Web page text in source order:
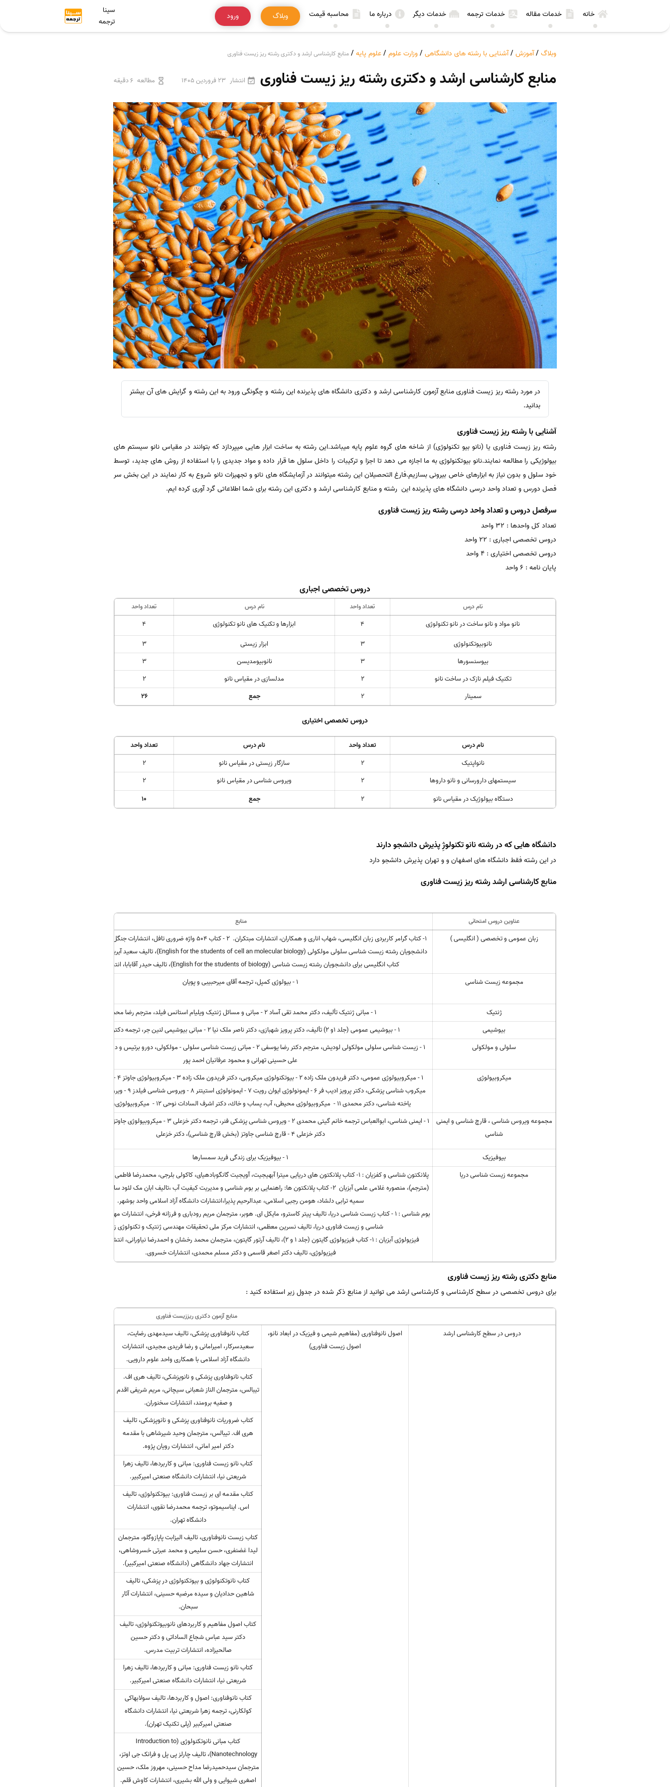
خانه خدمات مقاله خدمات ترجمه خدمات دیگر درباره ما محاسبه قیمت وبلاگ ورود
سینا
ترجمه
وبلاگ /آموزش /آشنایی با رشته های دانشگاهی /وزارت علوم /علوم پایه / منابع کارشناسی ارشد و دکتری رشته ریز زیست فناوری
منابع کارشناسی ارشد و دکتری رشته ریز زیست فناوری انتشار 23 فروردین 1405 مطالعه 6 دقیقه
در مورد رشته ریز زیست فناوری منابع آزمون کارشناسی ارشد و دکتری دانشگاه های پذیرنده این رشته و چگونگی ورود به این رشته و گرایش های آن بیشتر
بدانید.
آشنایی با رشته ریز زیست فناوری
رشته ریز زیست فناوری یا (نانو بیو تکنولوژی) از شاخه های گروه علوم پایه میباشد.این رشته به ساخت ابزار هایی میپردازد که بتوانند در مقیاس نانو سیستم های
بیولوژیکی را مطالعه نمایند.نانو بیوتکنولوژی به ما اجازه می دهد تا اجزا و ترکیبات را داخل سلول ها قرار داده و مواد جدیدی را با استفاده از روش های جدید، توسط
خود سلول و بدون نیاز به ابزارهای خاص بیرونی بسازیم.فارغ التحصیلان این رشته میتوانند در آزمایشگاه های نانو و تجهیزات نانو شروع به کار نمایند در این بخش سر
فصل دورس و تعداد واحد درسی دانشگاه های پذیرنده این رشته و منابع کارشناسی ارشد و دکتری این رشته برای شما اطلاعاتی گرد آوری کرده ایم.
سرفصل دروس و تعداد واحد درسی رشته ریز زیست فناوری
تعداد کل واحدها : 32 واحد
دروس تخصصی اجباری : 22 واحد
دروس تخصصی اختیاری : 4 واحد
پایان نامه : 6 واحد
دروس تخصصی اجباری
نام درس تعداد واحد نام درس تعداد واحد
نانو مواد و نانو ساخت در نانو تکنولوژی 4 ابزارها و تکنیک های نانو تکنولوژی
4
نانوبیوتکنولوژی
3 ابزار زیستی
3
بیوسنسورها
3 نانوبیومدیسن
3
تکنیک فیلم نازک در ساخت نانو
2 مدلسازی در مقیاس نانو
2
سمینار
2 جمع 26
دروس تخصصی اختیاری
نام درس تعداد واحد نام درس
تعداد واحد
نانواپتیک
2 سازگار زیستی در مقیاس نانو
2
سیستمهای دارورسانی و نانو داروها
2 ویروس شناسی در مقیاس نانو
2
دستگاه بیولوژیک در مقیاس نانو
2 جمع 10
دانشگاه هایی که در رشته نانو تکنولوژِ پذیرش دانشجو دارند
در این رشته فقط دانشگاه های اصفهان و و تهران پذیرش دانشجو دارد
منابع کارشناسی ارشد رشته ریز زیست فناوری
عناوین دروس امتحانی منابع
زبان عمومی و تخصصی ( انگلیسی )
کتاب انگلیسی برای دانشجویان رشته زیست شناسی (English for the students of biology)، تالیف حیدر آقابابا، انتشارات سمت.
مجموعه زیست شناسی
1 - بیولوژی کمپل، ترجمه آقای میرحبیبی و پویان
ژنتیک
1 - مبانی ژنتیک تألیف، دکتر محمد تقی آساد 2 - مبانی و مسائل ژنتیک ویلیام استانس فیلد، مترجم رضا محمدی
بیوشیمی
1 - بیوشیمی عمومی (جلد 1و 2) تألیف، دکتر پرویز شهبازی، دکتر ناصر ملک نیا 2 - مبانی بیوشیمی لنین جر، ترجمه دکتر رضا محمدی
سلولی و مولکولی
1 - زیست شناسی سلولی مولکولی لودیش، مترجم دکتر رضا یوسفی 2 - مبانی زیست شناسی سلولی - مولکولی، دورو برتیس و دورو برتیس، ترجمه، سید
علی حسینی تهرانی و محمود عرفانیان احمد پور
میکروبیولوژی
یاخته شناسی، دکتر محمدی 11 - میکروبیولوژی محیطی، آب، پساب و خاك، دکتر اشرف السادات نوحی 12 - میکروبیولوژی، آقای دکتر آموزگار
مجموعه ویروس شناسی ، قارچ شناسی و ایمنی
شناسی
1 - ایمنی شناسی، ابوالعباس ترجمه خانم گیتی محمدی 2 - ویروس شناسی پزشکی فنر، ترجمه دکتر خزعلی 3 - میکروبیولوژی جاوتز (بخش ویروس شناسی)،
دکتر خزعلی 4 - قارچ شناسی جاوتز (بخش قارچ شناسی)، دکتر خزعلی
بیوفیزیک
1 - بیوفیزیک برای زندگی فرید سمسارها
مجموعه زیست شناسی دریا
پلانکتون شناسی و کفزیان : ۱- کتاب پلانکتون های دریایی میترا آبهیجیت، آویجیت گانگوبادهیای، کاکولی بلرجی، محمدرضا فاطمی (مترجم)، محمد کاظمیان
(مترجم)، منصوره غلامی علمی آبزیان ۲- کتاب پلانکتون ها: راهنمایی بر بوم شناسی و مدیریت کیفیت آب ،تالیف ابان مک لئود سادرز، دیوید ریسیک،ترجمه
سمیه ترابی دلشاد، هومن رجبی اسلامی، عبدالرحیم پذیرا،انتشارات دانشگاه آزاد اسلامی واحد بوشهر.
شناسی و زیست فناوری دریا، تالیف نسرین معظمی، انتشارات مرکز ملی تحقیقات مهندسی ژنتیک و تکنولوژی زیستی.
فیزیولوژی، تالیف دکتر اصغر قاسمی و دکتر مسلم محمدی، انتشارات خسروی.
منابع دکتری رشته ریز زیست فناوری
برای دروس تخصصی در سطح کارشناسی و کارشناسی ارشد می توانید از منابع ذکر شده در جدول زیر استفاده کنید :
منابع آزمون دکتری ریززیست فناوری
دروس در سطح کارشناسی ارشد
اصول نانوفناوری (مفاهیم شیمی و فیزیک در ابعاد نانو،
اصول زیست فناوری)
کتاب نانوفناوری پزشکی، تالیف سیدمهدی رضایت،
سعیدسرکار، امیرامانی و رضا فریدی مجیدی، انتشارات
دانشگاه آزاد اسلامی با همکاری واحد علوم دارویی.
کتاب نانوفناوری پزشکی و نانوپزشکی، تالیف هری اف.
تیبالس، مترجمان الناز شعبانی سیچانی، مریم شریفی اقدم
و صفیه برومند، انتشارات سخنوران.
کتاب ضروریات نانوفناوری پزشکی و نانوپزشکی، تالیف
هری اف. تیبالس، مترجمان وحید شیرشاهی با مقدمه
دکتر امیر امانی، انتشارات رویان پژوه.
کتاب نانو زیست فناوری: مبانی و کاربردها، تالیف زهرا
شریعتی نیا، انتشارات دانشگاه صنعتی امیرکبیر.
کتاب مقدمه ای بر زیست فناوری: بیوتکنولوژی، تالیف
اس. ایناسیموتو، ترجمه محمدرضا نقوی، انتشارات
دانشگاه تهران.
کتاب زیست نانوفناوری، تالیف الیزابت پاپازوگلو، مترجمان
لیدا غضنفری، حسن سلیمی و محمد عبرتی خسروشاهی،
انتشارات جهاد دانشگاهی (دانشگاه صنعتی امیرکبیر).
کتاب نانوتکنولوژی و بیوتکنولوژی در پزشکی، تالیف
شاهین حدادیان و سیده مرضیه حسینی، انتشارات آثار
سبحان.
کتاب اصول مفاهیم و کاربردهای نانوبیوتکنولوژی، تالیف
دکتر سید عباس شجاع الساداتی و دکتر حسین
صالحیزاده، انتشارات تربیت مدرس.
کتاب نانو زیست فناوری: مبانی و کاربردها، تالیف زهرا
شریعتی نیا، انتشارات دانشگاه صنعتی امیرکبیر.
کتاب نانوفناوری: اصول و کاربردها، تالیف سولابهاکی
کولکارنی، ترجمه زهرا شریعتی نیا، انتشارات دانشگاه
صنعتی امیرکبیر (پلی تکنیک تهران).
کتاب مبانی نانوتکنولوژی (Introduction to
Nanotechnology)، تالیف چارلز پی پل و فرانک جی اوتز،
مترجمان سیدحمیدرضا مداح حسینی، مهروز ملک، حسین
اصغری شیوایی و ولی الله بشیری، انتشارات کاوش قلم.